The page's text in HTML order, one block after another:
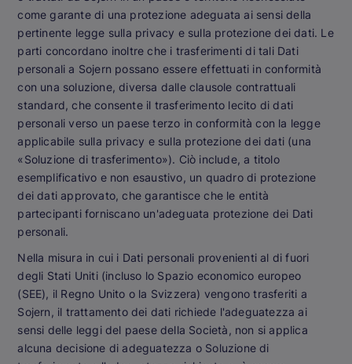
come garante di una protezione adeguata ai sensi della
pertinente legge sulla privacy e sulla protezione dei dati. Le
parti concordano inoltre che i trasferimenti di tali Dati
personali a Sojern possano essere effettuati in conformità
con una soluzione, diversa dalle clausole contrattuali
standard, che consente il trasferimento lecito di dati
personali verso un paese terzo in conformità con la legge
applicabile sulla privacy e sulla protezione dei dati (una
«Soluzione di trasferimento»). Ciò include, a titolo
esemplificativo e non esaustivo, un quadro di protezione
dei dati approvato, che garantisce che le entità
partecipanti forniscano un'adeguata protezione dei Dati
personali.
Nella misura in cui i Dati personali provenienti al di fuori
degli Stati Uniti (incluso lo Spazio economico europeo
(SEE), il Regno Unito o la Svizzera) vengono trasferiti a
Sojern, il trattamento dei dati richiede l'adeguatezza ai
sensi delle leggi del paese della Società, non si applica
alcuna decisione di adeguatezza o Soluzione di